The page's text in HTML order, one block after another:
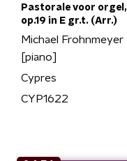
Pastorale voor orgel,
op.19 in E gr.t. (Arr.)
Michael Frohnmeyer
[piano]
Cypres
CYP1622